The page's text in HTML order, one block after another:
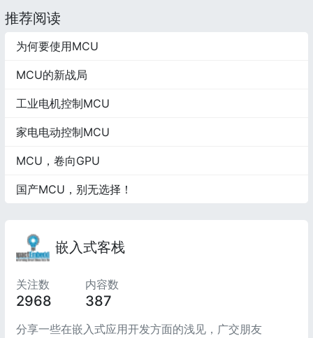
推荐阅读
为何要使用MCU
MCU的新战局
工业电机控制MCU
家电电动控制MCU
MCU，卷向GPU
国产MCU，别无选择！
嵌入式客栈
关注数
2968
内容数
387
分享一些在嵌入式应用开发方面的浅见，广交朋友